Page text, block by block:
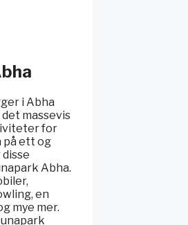
i Abha
massevis
for
på ett og
disse
Abha.
en
mye mer.